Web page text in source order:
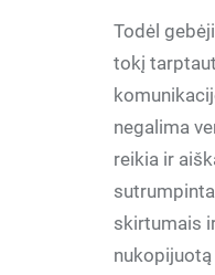
Todėl
tokį
negalima
reikia ir
skirtumais